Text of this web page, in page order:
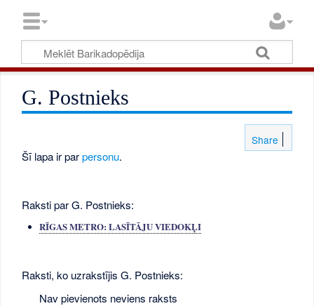
G. Postnieks
Share
Šī lapa ir parpersonu.
Raksti par G. Postnieks:
RĪGAS METRO: LASĪTĀJU VIEDOKĻI
Raksti, ko uzrakstījis G. Postnieks:
Nav pievienots neviens raksts